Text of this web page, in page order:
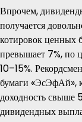
Впрочем,
получается
котировок ценных
превышает 7%,
10–15%.
бумаги «ЭсЭфАй»,
доходность свыше
дивидендных